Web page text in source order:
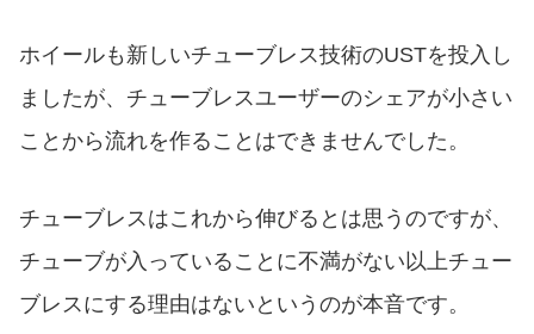
ホイールも新しいチューブレス技術のUSTを投入し
ましたが、チューブレスユーザーのシェアが小さい
ことから流れを作ることはできませんでした。
チューブレスはこれから伸びるとは思うのですが、
チューブが入っていることに不満がない以上チュー
ブレスにする理由はないというのが本音です。